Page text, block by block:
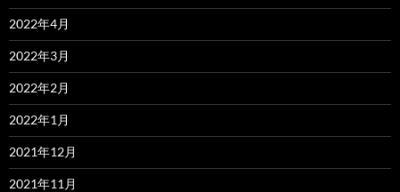
2022年4月
2022年3月
2022年2月
2022年1月
2021年12月
2021年11月